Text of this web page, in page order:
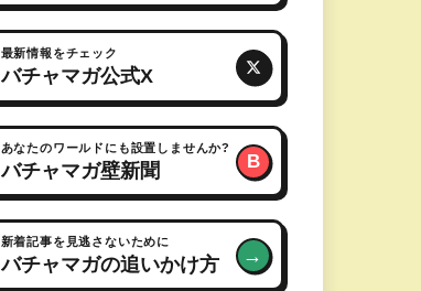
最新情報をチェック
バチャマガ公式X
あなたのワールドにも設置しませんか?
バチャマガ壁新聞 B
新着記事を見逃さないために
バチャマガの追いかけ方 →